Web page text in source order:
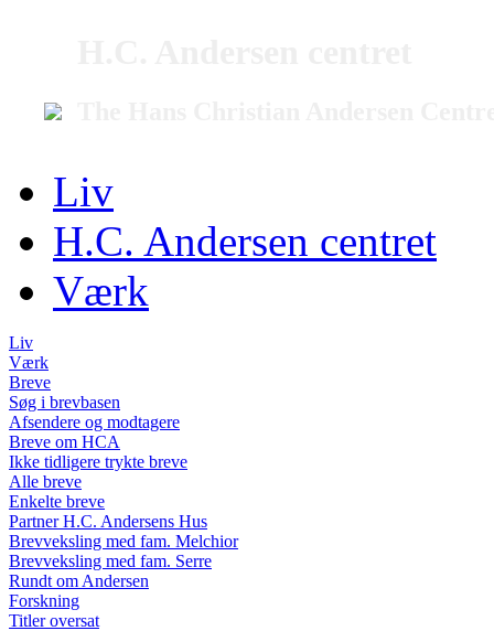
Liv
H.C. Andersen centret
Værk
Liv
Værk
Breve
Søg i brevbasen
Afsendere og modtagere
Breve om HCA
Ikke tidligere trykte breve
Alle breve
Enkelte breve
Partner H.C. Andersens Hus
Brevveksling med fam. Melchior
Brevveksling med fam. Serre
Rundt om Andersen
Forskning
Titler oversat